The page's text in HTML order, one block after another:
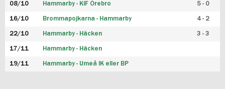
08/10 Hammarby - KIF Örebro 5 - 0
16/10 Brommapojkarna - Hammarby 4 - 2
22/10 Hammarby - Häcken 3 - 3
17/11 Hammarby - Häcken
19/11 Hammarby - Umeå IK eller BP